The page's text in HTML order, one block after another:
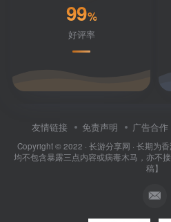
99%
好评率
友情链接 免责声明 广告合作
Copyright © 2022 · 长游分享网 · 长期为
均不包含暴露三点内容或病毒木马，亦不
稿】